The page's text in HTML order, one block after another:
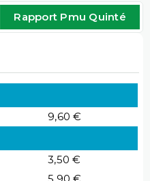
Rapport Pmu Quinté
9,60 €
3,50 €